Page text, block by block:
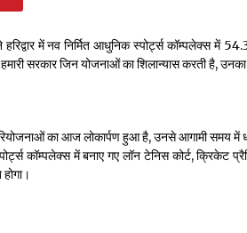
14, 2022
Of The Day 11 May
हरिद्वार में नव निर्मित आधुनिक स्पोर्ट्स कॉम्पलेक्स में
सरकार जिन योजनाओं का शिलान्यास करती है, उनका
का आज लोकार्पण हुआ है, उनसे आगामी समय में
कॉम्पलेक्स में बनाए गए लॉन टेनिस कोर्ट, क्रिकेट